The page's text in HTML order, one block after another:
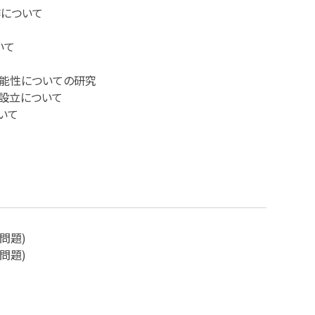
ついて
性についての研究
立について
て
題)
題)